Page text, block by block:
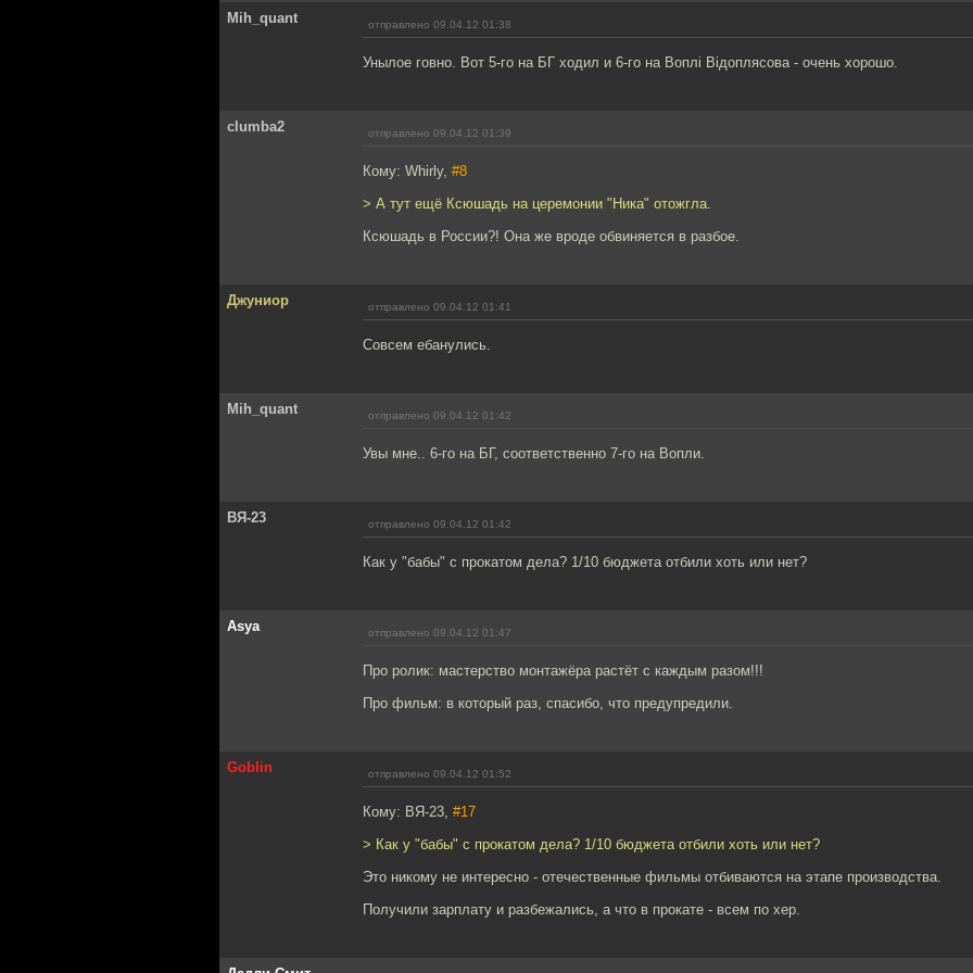
Mih_quant отправлено 09.04.12 01:38
Унылое говно. Вот 5-го на БГ ходил и 6-го на Воплi Вiдоплясова - очень хорошо.
clumba2 отправлено 09.04.12 01:39
Кому: Whirly, #8
> А тут ещё Ксюшадь на церемонии "Ника" отожгла.
Ксюшадь в России?! Она же вроде обвиняется в разбое.
Джуниор отправлено 09.04.12 01:41
Совсем ебанулись.
Mih_quant отправлено 09.04.12 01:42
Увы мне.. 6-го на БГ, соответственно 7-го на Вопли.
ВЯ-23 отправлено 09.04.12 01:42
Как у "бабы" с прокатом дела? 1/10 бюджета отбили хоть или нет?
Asya отправлено 09.04.12 01:47
Про ролик: мастерство монтажёра растёт с каждым разом!!!
Про фильм: в который раз, спасибо, что предупредили.
Goblin отправлено 09.04.12 01:52
Кому: ВЯ-23, #17
> Как у "бабы" с прокатом дела? 1/10 бюджета отбили хоть или нет?
Это никому не интересно - отечественные фильмы отбиваются на этапе производства.
Получили зарплату и разбежались, а что в прокате - всем по хер.